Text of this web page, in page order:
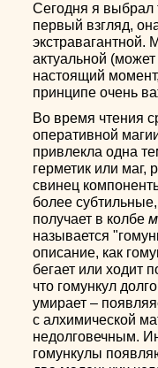
Сегодня я выбрал
первый взгляд,
экстравагантной.
актуальной
настоящий
принципе очень
Во время чтения
оперативной
привлекла одна
герметик или маг,
свинец
более
получает в колбе
называется
описание, как
бегает или ходит
что гомункул
умирает –
с алхимической
недолговечным.
гомункулы